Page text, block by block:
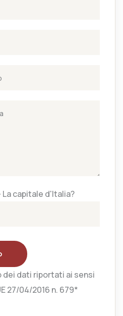
capitale d'Italia?
dei dati riportati ai sensi
27/04/2016 n. 679*